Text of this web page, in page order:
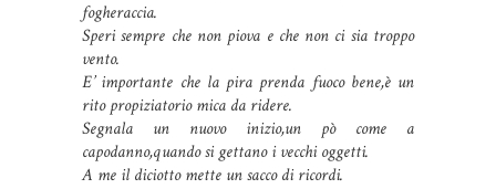
fogheraccia.
Speri sempre che non piova e che non ci sia troppo
vento.
E’ importante che la pira prenda fuoco bene,è un
rito propiziatorio mica da ridere.
Segnala un nuovo inizio,un pò come a
capodanno,quando si gettano i vecchi oggetti.
A me il diciotto mette un sacco di ricordi.